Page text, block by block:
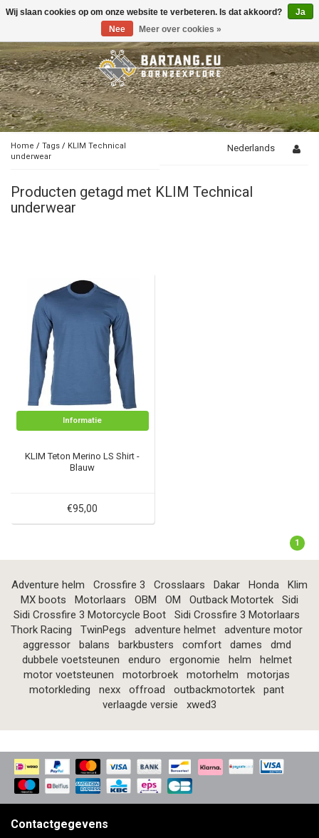
Toggle
Home / Tags / KLIM Technical
underwear
Nederlands
Producten getagd met KLIM Technical
underwear
Informatie
KLIM Teton Merino LS Shirt -
Blauw
€95,00
1
Adventure helm Crossfire 3 Crosslaars Dakar Honda
Klim
MX boots
Motorlaars OBM OM Outback Motortek
Sidi
Sidi Crossfire 3 Motorcycle Boot
Sidi Crossfire 3 Motorlaars
Thork Racing
TwinPegs adventure helmet
adventure motor
aggressor
balans barkbusters comfort dames
dmd
dubbele voetsteunen
enduro ergonomie helm
helmet
motor voetsteunen
motorbroek motorhelm
motorjas
motorkleding
nexx offroad outbackmotortek
pant
verlaagde versie
xwed3
Contactgegevens
Wij slaan cookies op om onze website te verbeteren. Is dat akkoord?
Ja
Nee
Meer over cookies »